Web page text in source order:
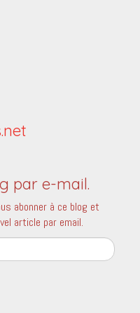
par e-mail.
abonner à ce blog et
article par email.